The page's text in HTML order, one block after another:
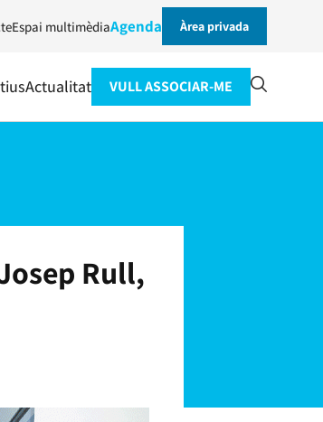
Espai multimèdiaAgenda Àrea privada
Actualitat VULL ASSOCIAR-ME
Rull,